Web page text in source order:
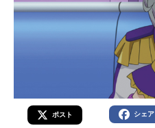
ポスト シェア